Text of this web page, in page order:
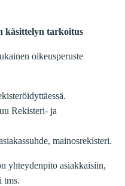
käsittelyn tarkoitus
oikeusperuste
Rekisteri- ja
mainosrekisteri.
yhteydenpito asiakkaisiin,
tms.